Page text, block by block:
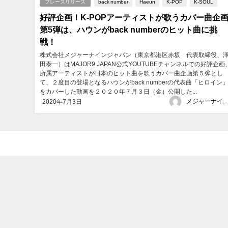
プレースリリース back number Haeun K-POP K-SOUL
好評企画！K-POPアーティストが歌うカバー曲企画
第5弾は、ハウンがback numberのヒット曲に挑
戦！
株式会社メジャーナインジャパン（東京都港区赤坂 代表取締役、
田泰一）はMAJOR9 JAPAN公式YOUTUBEチャンネルでの好評企画、
所属アーティストが日本のヒット曲を歌うカバー曲企画第５弾とし
て、２度目の登場となるハウンがback numberの代表曲「ヒロイン」
をカバーした動画を２０２０年７月３日（金）公開した...
2020年7月3日